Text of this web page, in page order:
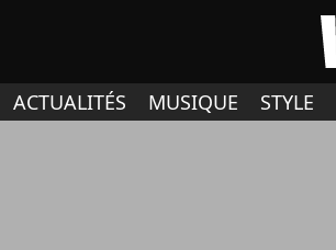
ACTUALITÉS MUSIQUE STYLE